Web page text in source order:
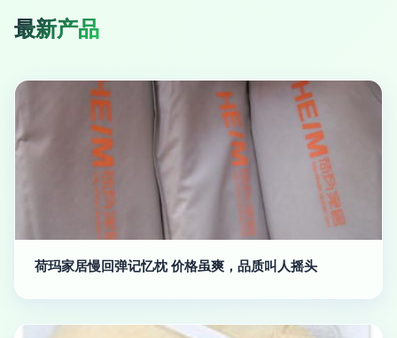
最新产品
荷玛家居慢回弹记忆枕 价格虽爽，品质叫人摇头